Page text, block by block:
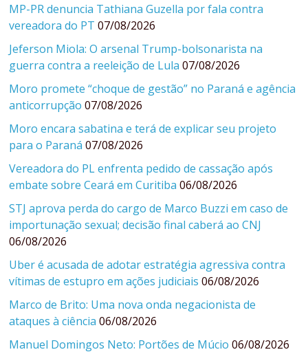
MP-PR denuncia Tathiana Guzella por fala contra
vereadora do PT 07/08/2026
Jeferson Miola: O arsenal Trump-bolsonarista na
guerra contra a reeleição de Lula 07/08/2026
Moro promete “choque de gestão” no Paraná e agência
anticorrupção 07/08/2026
Moro encara sabatina e terá de explicar seu projeto
para o Paraná 07/08/2026
Vereadora do PL enfrenta pedido de cassação após
embate sobre Ceará em Curitiba 06/08/2026
STJ aprova perda do cargo de Marco Buzzi em caso de
importunação sexual; decisão final caberá ao CNJ
06/08/2026
Uber é acusada de adotar estratégia agressiva contra
vítimas de estupro em ações judiciais 06/08/2026
Marco de Brito: Uma nova onda negacionista de
ataques à ciência 06/08/2026
Manuel Domingos Neto: Portões de Múcio 06/08/2026